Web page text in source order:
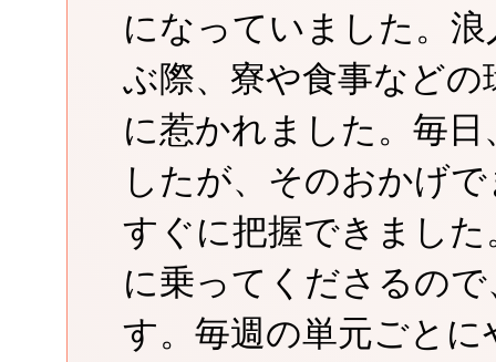
になっていました。
ぶ際、寮や食事など
に惹かれました。毎
したが、そのおかげ
すぐに把握できまし
に乗ってくださるの
す。毎週の単元ごと